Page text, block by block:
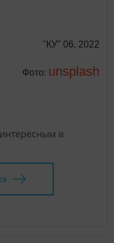
"КУ" 06, 2022
Фото: unsplash
в